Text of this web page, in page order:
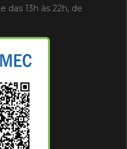
das 13h às 22h, de